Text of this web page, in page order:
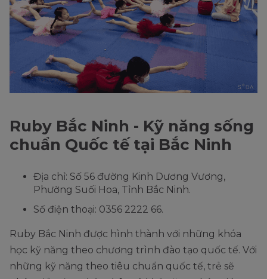
Ruby Bắc Ninh - Kỹ năng sống
chuẩn Quốc tế tại Bắc Ninh
Địa chỉ: Số 56 đường Kinh Dương Vương,
Phường Suối Hoa, Tỉnh Bắc Ninh.
Số điện thoại: 0356 2222 66.
Ruby Bắc Ninh được hình thành với những khóa
học kỹ năng theo chương trình đào tạo quốc tế. Với
những kỹ năng theo tiêu chuẩn quốc tế, trẻ sẽ